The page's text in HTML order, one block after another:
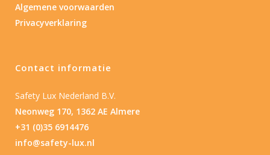
Algemene voorwaarden
Privacyverklaring
Contact informatie
Safety Lux Nederland B.V.
Neonweg 170, 1362 AE Almere
+31 (0)35 6914476
info@safety-lux.nl